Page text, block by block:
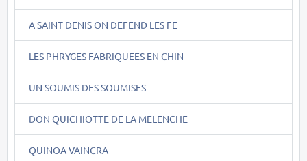
A SAINT DENIS ON DEFEND LES FE
LES PHRYGES FABRIQUEES EN CHIN
UN SOUMIS DES SOUMISES
DON QUICHIOTTE DE LA MELENCHE
QUINOA VAINCRA